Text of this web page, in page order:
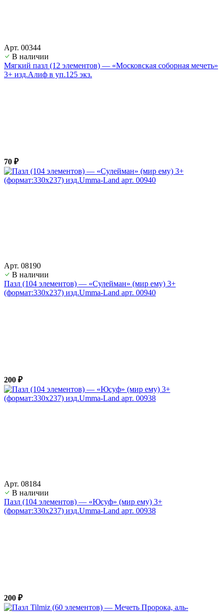
Арт. 00344
В наличии
Мягкий пазл (12 элементов) — «Московская соборная мечеть»
3+ изд.Алиф в уп.125 экз.
70 ₽
Арт. 08190
В наличии
Пазл (104 элементов) — «Сулейман» (мир ему) 3+
(формат:330х237) изд.Umma-Land арт. 00940
200 ₽
Арт. 08184
В наличии
Пазл (104 элементов) — «Юсуф» (мир ему) 3+
(формат:330х237) изд.Umma-Land арт. 00938
200 ₽